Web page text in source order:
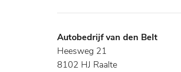
Autobedrijf van den Belt
Heesweg 21
8102 HJ Raalte